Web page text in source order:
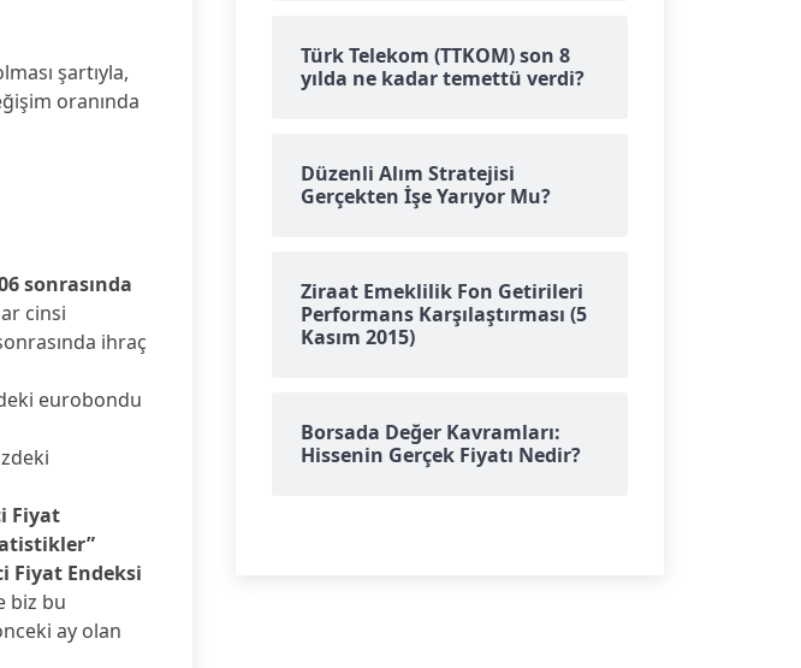
şartıyla,
oranında
sonrasında
cinsi
ihraç
eurobondu
Fiyat
Fiyat Endeksi
biz bu
ay olan
Türk Telekom (TTKOM) son 8
yılda ne kadar temettü verdi?
Düzenli Alım Stratejisi
Gerçekten İşe Yarıyor Mu?
Ziraat Emeklilik Fon Getirileri
Performans Karşılaştırması (5
Kasım 2015)
Borsada Değer Kavramları:
Hissenin Gerçek Fiyatı Nedir?